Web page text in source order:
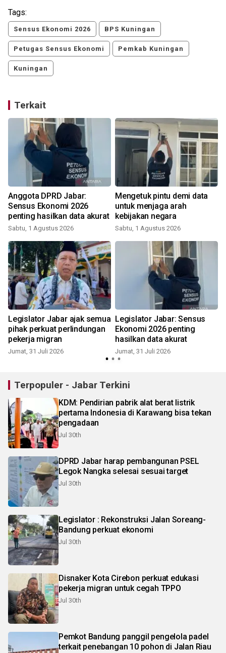
Tags:
Sensus Ekonomi 2026 BPS Kuningan
Petugas Sensus Ekonomi Pemkab Kuningan
Kuningan
Terkait
Anggota DPRD Jabar:
Sensus Ekonomi 2026
penting hasilkan data akurat
Sabtu, 1 Agustus 2026
Mengetuk pintu demi data
untuk menjaga arah
kebijakan negara
Sabtu, 1 Agustus 2026
Legislator Jabar ajak semua
pihak perkuat perlindungan
pekerja migran
Jumat, 31 Juli 2026
Legislator Jabar: Sensus
Ekonomi 2026 penting
hasilkan data akurat
Jumat, 31 Juli 2026
Terpopuler - Jabar Terkini
KDM: Pendirian pabrik alat berat listrik
pertama Indonesia di Karawang bisa tekan
pengadaan
Jul 30th
DPRD Jabar harap pembangunan PSEL
Legok Nangka selesai sesuai target
Jul 30th
Legislator : Rekonstruksi Jalan Soreang-
Bandung perkuat ekonomi
Jul 30th
Disnaker Kota Cirebon perkuat edukasi
pekerja migran untuk cegah TPPO
Jul 30th
Pemkot Bandung panggil pengelola padel
terkait penebangan 10 pohon di Jalan Riau